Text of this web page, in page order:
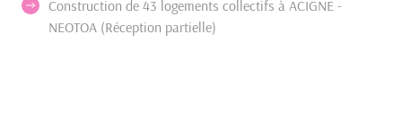
Construction de 43 logements collectifs à ACIGNE -
NEOTOA (Réception partielle)